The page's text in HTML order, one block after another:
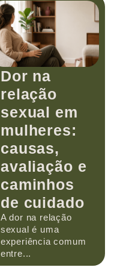
Dor na
relação
sexual em
mulheres:
causas,
avaliação e
caminhos
de cuidado
A dor na relação
sexual é uma
experiência comum
entre...